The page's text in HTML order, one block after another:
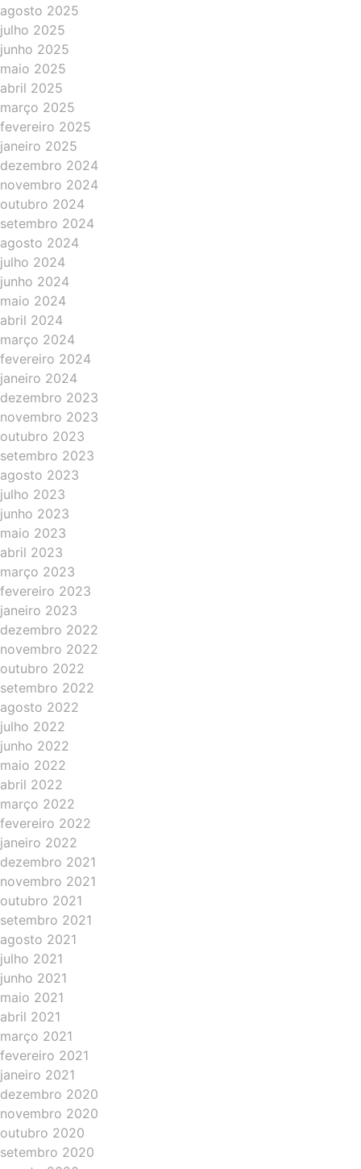
agosto 2025
julho 2025
junho 2025
maio 2025
abril 2025
março 2025
fevereiro 2025
janeiro 2025
dezembro 2024
novembro 2024
outubro 2024
setembro 2024
agosto 2024
julho 2024
junho 2024
maio 2024
abril 2024
março 2024
fevereiro 2024
janeiro 2024
dezembro 2023
novembro 2023
outubro 2023
setembro 2023
agosto 2023
julho 2023
junho 2023
maio 2023
abril 2023
março 2023
fevereiro 2023
janeiro 2023
dezembro 2022
novembro 2022
outubro 2022
setembro 2022
agosto 2022
julho 2022
junho 2022
maio 2022
abril 2022
março 2022
fevereiro 2022
janeiro 2022
dezembro 2021
novembro 2021
outubro 2021
setembro 2021
agosto 2021
julho 2021
junho 2021
maio 2021
abril 2021
março 2021
fevereiro 2021
janeiro 2021
dezembro 2020
novembro 2020
outubro 2020
setembro 2020